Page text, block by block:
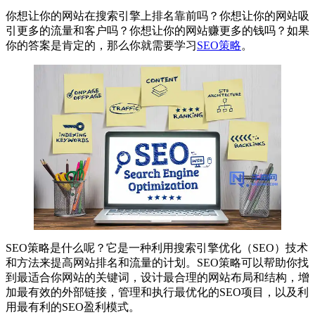
你想让你的网站在搜索引擎上排名靠前吗？你想让你的网站吸
引更多的流量和客户吗？你想让你的网站赚更多的钱吗？如果
你的答案是肯定的，那么你就需要学习SEO策略。
SEO策略是什么呢？它是一种利用搜索引擎优化（SEO）技术
和方法来提高网站排名和流量的计划。SEO策略可以帮助你找
到最适合你网站的关键词，设计最合理的网站布局和结构，增
加最有效的外部链接，管理和执行最优化的SEO项目，以及利
用最有利的SEO盈利模式。